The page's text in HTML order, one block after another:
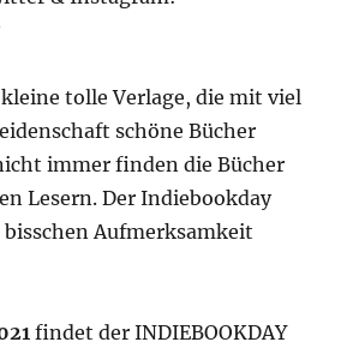
tolle Verlage, die mit viel
schöne Bücher
immer finden die Bücher
Lesern. Der Indiebookday
Aufmerksamkeit
findet der INDIEBOOKDAY